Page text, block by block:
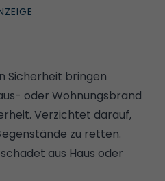
Sicherheit bringen
oder Wohnungsbrand
Verzichtet darauf,
zu retten.
aus Haus oder